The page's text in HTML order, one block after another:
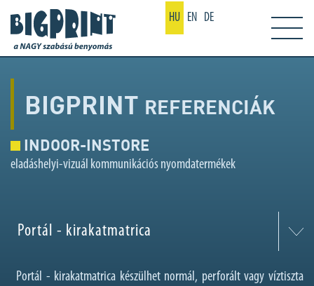
HU EN DE
BIGPRINT REFERENCIÁK
INDOOR-INSTORE
eladáshelyi-vizuál kommunikációs nyomdatermékek
Portál - kirakatmatrica
Portál - kirakatmatrica készülhet normál, perforált vagy víztiszta